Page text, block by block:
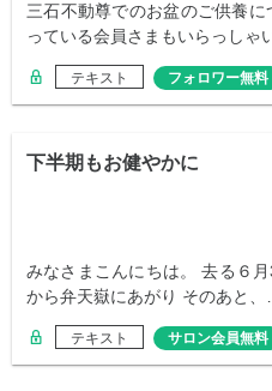
三石不動尊でのお盆のご供養
っている会員さまもいらっしゃ
テキスト フォロワー無料
下半期もお健やかに
みなさまこんにちは。 去る６
から弁天嶽にあがり そのあと、…
テキスト サロン会員無料